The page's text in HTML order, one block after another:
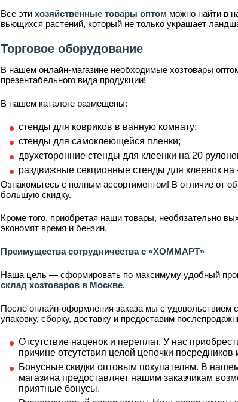
Все эти хозяйственные товары оптом можно найти в
вьющихся растений, который не только украшает
Торговое оборудование
В нашем онлайн-магазине необходимые хозтовары
презентабельного вида продукции!
В нашем каталоге размещены:
стенды для ковриков в ванную комнату;
стенды для самоклеющейся пленки;
двухсторонние стенды для клеенки на 20
раздвижные секционные стенды для клеенок на
Ознакомьтесь с полным ассортиментом! В отличие от
большую скидку.
Кроме того, приобретая наши товары, необязательно
экономят время и бензин.
Преимущества сотрудничества с «ХОММАРТ»
Наша цель — сформировать по максимуму удобный
склад хозтоваров в Москве.
После онлайн-оформления заказа мы с удовольствием
упаковку, сборку, доставку и предоставим
Отсутствие наценок и переплат. У нас
причине отсутствия целой цепочки
Бонусные скидки оптовым покупателям. В
магазина предоставляет нашим заказчикам
приятные бонусы.